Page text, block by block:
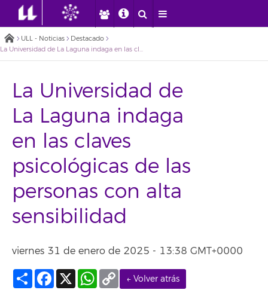
ULL - Noticias
Destacado
La Universidad de La Laguna indaga en las claves psicológicas de las personas con alta sensibilidad
La Universidad de
La Laguna indaga
en las claves
psicológicas de las
personas con alta
sensibilidad
viernes 31 de enero de 2025 - 13:38 GMT+0000
← Volver atrás
Compartir
Facebook
X WhatsApp
Copy
Link